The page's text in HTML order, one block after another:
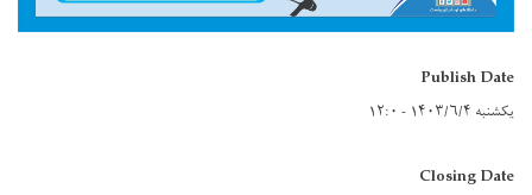
Publish Date
یکشنبه ۱۴۰۳/۶/۴ - ۱۲:۰
Closing Date